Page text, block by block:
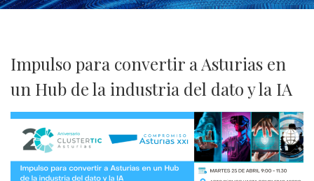
Impulso para convertir a Asturias en
un Hub de la industria del dato y la IA